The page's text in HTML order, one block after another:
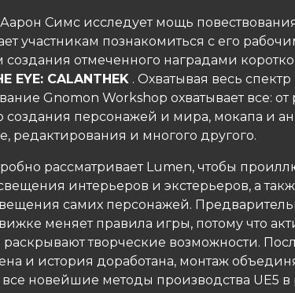
Симс исследует мощь
участникам познакомиться с его
создания отмеченного наградами
EYE: CALANTHEK . Охватывая весь
Gnomon Workshop охватывает все:
создания персонажей и мира, мокапа и
редактирования и многого другого.
рассматривает Lumen, чтобы
интерьеров и экстерьеров, а
самих персонажей.
меняет правила игры, потому что
творческие возможности.
​​и история доработана, монтаж
все новейшие методы производства UE5